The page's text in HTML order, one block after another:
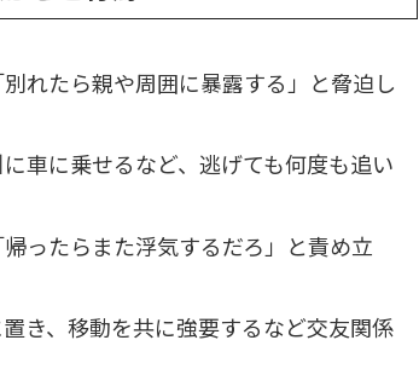
れたら親や周囲に暴露する」と脅迫し
車に乗せるなど、逃げても何度も追い
ったらまた浮気するだろ」と責め立
き、移動を共に強要するなど交友関係